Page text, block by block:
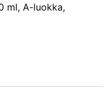
ml, A-luokka,